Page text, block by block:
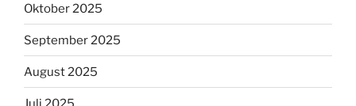
Oktober 2025
September 2025
August 2025